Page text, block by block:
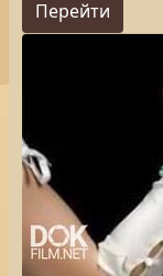
Перейти